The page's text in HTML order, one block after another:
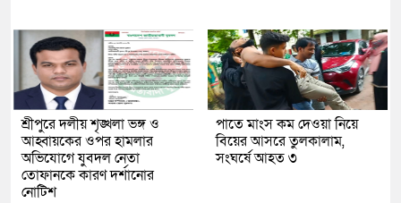
শ্রীপুরে দলীয় শৃঙ্খলা ভঙ্গ ও
আহ্বায়কের ওপর হামলার
অভিযোগে যুবদল নেতা
তোফানকে কারণ দর্শানোর
নোটিশ
পাতে মাংস কম দেওয়া নিয়ে
বিয়ের আসরে তুলকালাম,
সংঘর্ষে আহত ৩